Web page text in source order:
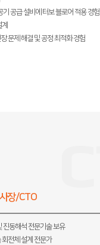
기 공급 설비에 터보 블로어 적용 경험
문제 해결 및 공정 최적화 경험
장/CTO
진동해석 전문기술 보유
전체 설계 전문가